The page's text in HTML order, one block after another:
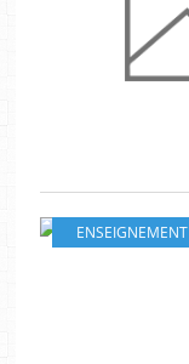
ENSEIGNEMENT